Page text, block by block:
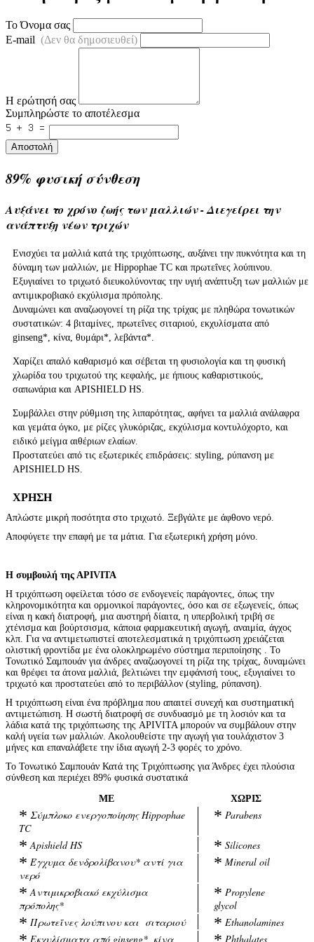
Το Όνομα σας
E-mail (Δεν θα δημοσιευθεί)
Η ερώτησή σας
Συμπληρώστε το αποτέλεσμα
Αποστολή
89% φυσική σύνθεση
Αυξάνει το χρόνο ζωής των μαλλιών - Διεγείρει την
ανάπτυξη νέων τριχών
Ενισχύει τα μαλλιά κατά της τριχόπτωσης, αυξάνει την πυκνότητα και τη
δύναμη των μαλλιών, με Hippophae TC και πρωτεΐνες λούπινου.
Εξυγιαίνει το τριχωτό διευκολύνοντας την υγιή ανάπτυξη των μαλλιών με
αντιμικροβιακό εκχύλισμα πρόπολης.
Δυναμώνει και αναζωογονεί τη ρίζα της τρίχας με πληθώρα τονωτικών
συστατικών: 4 βιταμίνες, πρωτεΐνες σιταριού, εκχυλίσματα από
ginseng*, κίνα, θυμάρι*, λεβάντα*.
Χαρίζει απαλό καθαρισμό και σέβεται τη φυσιολογία και τη φυσική
χλωρίδα του τριχωτού της κεφαλής, με ήπιους καθαριστικούς,
σαπωνάρια και APISHIELD HS.
Συμβάλλει στην ρύθμιση της λιπαρότητας, αφήνει τα μαλλιά ανάλαφρα
και γεμάτα όγκο, με ρίζες γλυκόριζας, εκχύλισμα κοντυλόχορτο, και
ειδικό μείγμα αιθέριων ελαίων.
Προστατεύει από τις εξωτερικές επιδράσεις: styling, ρύπανση με
APISHIELD HS.
ΧΡΗΣΗ
Απλώστε μικρή ποσότητα στο τριχωτό. Ξεβγάλτε με άφθονο νερό.
Αποφύγετε την επαφή με τα μάτια. Για εξωτερική χρήση μόνο.
Η συμβουλή της ΑPIVITA
Η τριχόπτωση οφείλεται τόσο σε ενδογενείς παράγοντες, όπως την
κληρονομικότητα και ορμονικοί παράγοντες, όσο και σε εξωγενείς, όπως
είναι η κακή διατροφή, μια αυστηρή δίαιτα, η υπερβολική τριβή σε
χτένισμα και βούρτσισμα, κάποια φαρμακευτική αγωγή, αναιμία, άγχος
κλπ. Για να αντιμετωπιστεί αποτελεσματικά η τριχόπτωση χρειάζεται
ολιστική φροντίδα με ένα ολοκληρωμένο σύστημα περιποίησης . Το
Τονωτικό Σαμπουάν για άνδρες αναζωογονεί τη ρίζα της τρίχας, δυναμώνει
και θρέφει τα άτονα μαλλιά, βελτιώνει την εμφάνισή τους, εξυγιαίνει το
τριχωτό και προστατεύει από το περιβάλλον (styling, ρύπανση).
Η τριχόπτωση είναι ένα πρόβλημα που απαιτεί συνεχή και συστηματική
αντιμετώπιση. Η σωστή διατροφή σε συνδυασμό με τη λοσιόν και τα
λάδια κατά της τριχόπτωσης της APIVITA μπορούν να συμβάλουν στην
καλή υγεία των μαλλιών. Ακολουθείστε την αγωγή για τουλάχιστον 3
μήνες και επαναλάβετε την ίδια αγωγή 2-3 φορές το χρόνο.
Το Τονωτικό Σαμπουάν Κατά της Τριχόπτωσης για Άνδρες έχει πλούσια
σύνθεση και περιέχει 89% φυσικά συστατικά
ΜΕ ΧΩΡΙΣ
* Σύμπλοκο ενεργοποίησης Hippophae
TC
* Parabens
* Apishield HS * Silicones
* Έγχυμα δενδρολίβανου* αντί για
νερό
* Mineral oil
* Αντιμικροβιακό εκχύλισμα
πρόπολης*
* Propylene
glycol
* Πρωτεΐνες λούπινου και σιταριού * Ethanolamines
Εκχυλίσματα από ginseng*, κίνα, Phthalates